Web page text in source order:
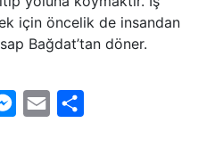
için öncelik de insandan
Bağdat’tan döner.
Messenger
Email